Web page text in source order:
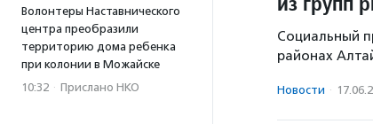
Волонтеры Наставнического
центра преобразили
территорию дома ребенка
при колонии в Можайске
10:32 · Прислано НКО
Социальный
районах
Новости ·